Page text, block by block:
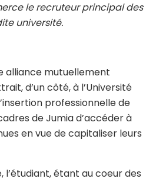
le recruteur principal des
université.
alliance mutuellement
d’un côté, à l’Université
professionnelle de
de Jumia d’accéder à
en vue de capitaliser leurs
l’étudiant, étant au coeur des